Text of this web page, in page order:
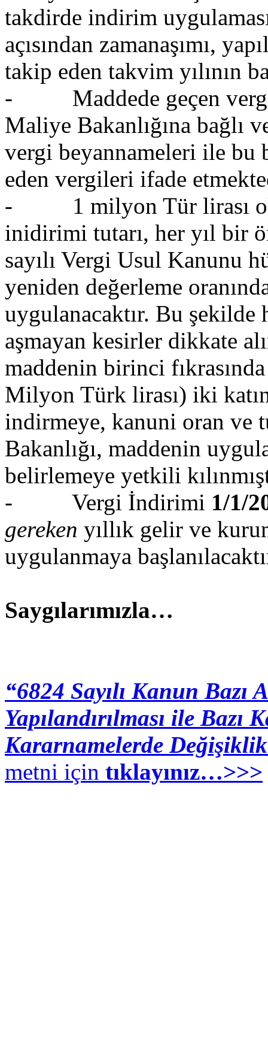
takdirde indirim
açısından zamanaşımı,
takip eden takvim yılının
- Maddede geçen vergi
Maliye Bakanlığına bağlı
vergi beyannameleri ile bu
eden vergileri ifade
- 1 milyon Tür lirası
inidirimi tutarı, her yıl bir
sayılı Vergi Usul Kanunu
yeniden değerleme
uygulanacaktır. Bu şekilde
aşmayan kesirler dikkate
maddenin birinci
Milyon Türk lirası) iki
indirmeye, kanuni oran ve
Bakanlığı, maddenin
belirlemeye yetkili
- Vergi İndirimi 1/1/
gereken yıllık gelir ve
uygulanmaya
Saygılarımızla…
“6824 Sayılı Kanun Bazı
Yapılandırılması ile
Kararnamelerde
metni için tıklayınız…>>>